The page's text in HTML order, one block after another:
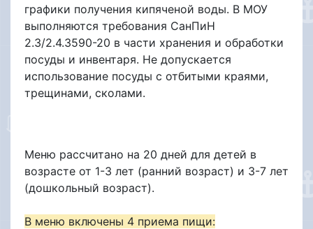
графики получения кипяченой воды. В МОУ
выполняются требования СанПиН
2.3/2.4.3590-20 в части хранения и обработки
посуды и инвентаря. Не допускается
использование посуды с отбитыми краями,
трещинами, сколами.
Меню рассчитано на 20 дней для детей в
возрасте от 1-3 лет (ранний возраст) и 3-7 лет
(дошкольный возраст).
В меню включены 4 приема пищи: